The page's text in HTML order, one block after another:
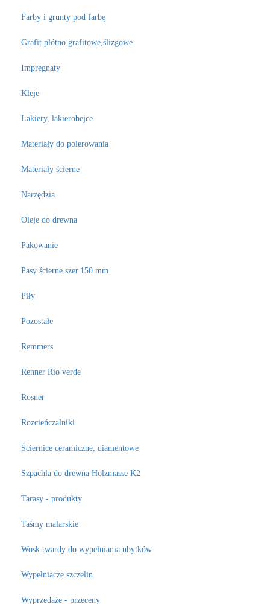
Farby i grunty pod farbę
Grafit płótno grafitowe,ślizgowe
Impregnaty
Kleje
Lakiery, lakierobejce
Materiały do polerowania
Materiały ścierne
Narzędzia
Oleje do drewna
Pakowanie
Pasy ścierne szer.150 mm
Piły
Pozostałe
Remmers
Renner Rio verde
Rosner
Rozcieńczalniki
Ściernice ceramiczne, diamentowe
Szpachla do drewna Holzmasse K2
Tarasy - produkty
Taśmy malarskie
Wosk twardy do wypełniania ubytków
Wypełniacze szczelin
Wyprzedaże - przeceny